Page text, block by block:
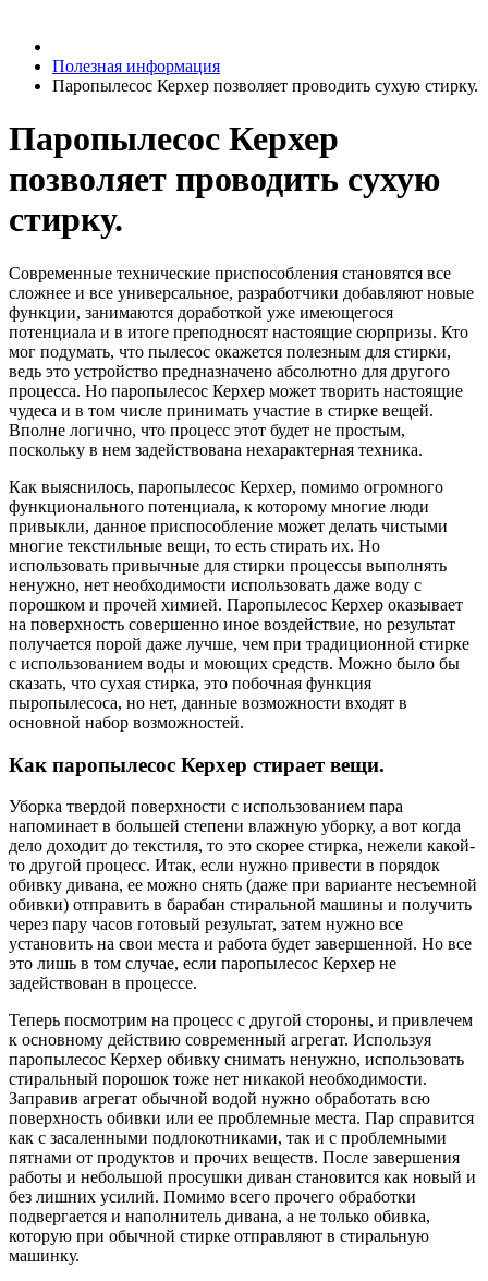
Полезная информация
Паропылесос Керхер позволяет проводить сухую стирку.
Паропылесос Керхер
позволяет проводить сухую
стирку.
Современные технические приспособления становятся все
сложнее и все универсальное, разработчики добавляют новые
функции, занимаются доработкой уже имеющегося
потенциала и в итоге преподносят настоящие сюрпризы. Кто
мог подумать, что пылесос окажется полезным для стирки,
ведь это устройство предназначено абсолютно для другого
процесса. Но паропылесос Керхер может творить настоящие
чудеса и в том числе принимать участие в стирке вещей.
Вполне логично, что процесс этот будет не простым,
поскольку в нем задействована нехарактерная техника.
Как выяснилось, паропылесос Керхер, помимо огромного
функционального потенциала, к которому многие люди
привыкли, данное приспособление может делать чистыми
многие текстильные вещи, то есть стирать их. Но
использовать привычные для стирки процессы выполнять
ненужно, нет необходимости использовать даже воду с
порошком и прочей химией. Паропылесос Керхер оказывает
на поверхность совершенно иное воздействие, но результат
получается порой даже лучше, чем при традиционной стирке
с использованием воды и моющих средств. Можно было бы
сказать, что сухая стирка, это побочная функция
пыропылесоса, но нет, данные возможности входят в
основной набор возможностей.
Как паропылесос Керхер стирает вещи.
Уборка твердой поверхности с использованием пара
напоминает в большей степени влажную уборку, а вот когда
дело доходит до текстиля, то это скорее стирка, нежели какой-
то другой процесс. Итак, если нужно привести в порядок
обивку дивана, ее можно снять (даже при варианте несъемной
обивки) отправить в барабан стиральной машины и получить
через пару часов готовый результат, затем нужно все
установить на свои места и работа будет завершенной. Но все
это лишь в том случае, если паропылесос Керхер не
задействован в процессе.
Теперь посмотрим на процесс с другой стороны, и привлечем
к основному действию современный агрегат. Используя
паропылесос Керхер обивку снимать ненужно, использовать
стиральный порошок тоже нет никакой необходимости.
Заправив агрегат обычной водой нужно обработать всю
поверхность обивки или ее проблемные места. Пар справится
как с засаленными подлокотниками, так и с проблемными
пятнами от продуктов и прочих веществ. После завершения
работы и небольшой просушки диван становится как новый и
без лишних усилий. Помимо всего прочего обработки
подвергается и наполнитель дивана, а не только обивка,
которую при обычной стирке отправляют в стиральную
машинку.